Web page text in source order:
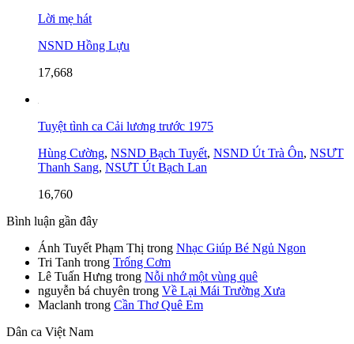
Lời mẹ hát
NSND Hồng Lựu
17,668
Tuyệt tình ca Cải lương trước 1975
Hùng Cường, NSND Bạch Tuyết, NSND Út Trà Ôn, NSƯT
Thanh Sang, NSƯT Út Bạch Lan
16,760
Bình luận gần đây
Ánh Tuyết Phạm Thị trong Nhạc Giúp Bé Ngủ Ngon
Tri Tanh trong Trống Cơm
Lê Tuấn Hưng trong Nỗi nhớ một vùng quê
nguyễn bá chuyên trong Về Lại Mái Trường Xưa
Maclanh trong Cần Thơ Quê Em
Dân ca Việt Nam